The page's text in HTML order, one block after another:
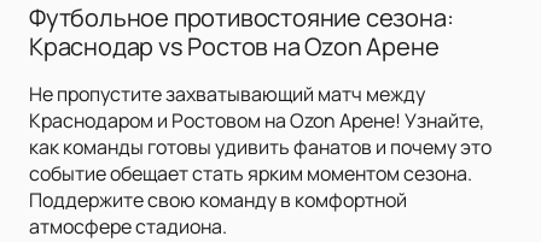
Футбольное противостояние сезона:
Краснодар vs Ростов на Ozon Арене
Не пропустите захватывающий матч между
Краснодаром и Ростовом на Ozon Арене! Узнайте,
как команды готовы удивить фанатов и почему это
событие обещает стать ярким моментом сезона.
Поддержите свою команду в комфортной
атмосфере стадиона.